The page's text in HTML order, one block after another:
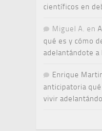
científicos en
Miguel A. en
qué es y cómo
adelantándote a
Enrique
anticipatoria
vivir